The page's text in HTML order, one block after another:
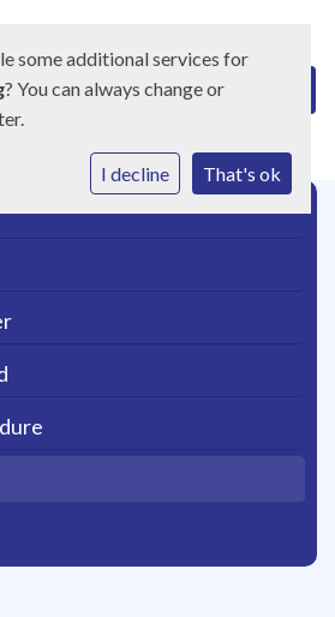
some additional services for
? You can always change or
I decline That's ok